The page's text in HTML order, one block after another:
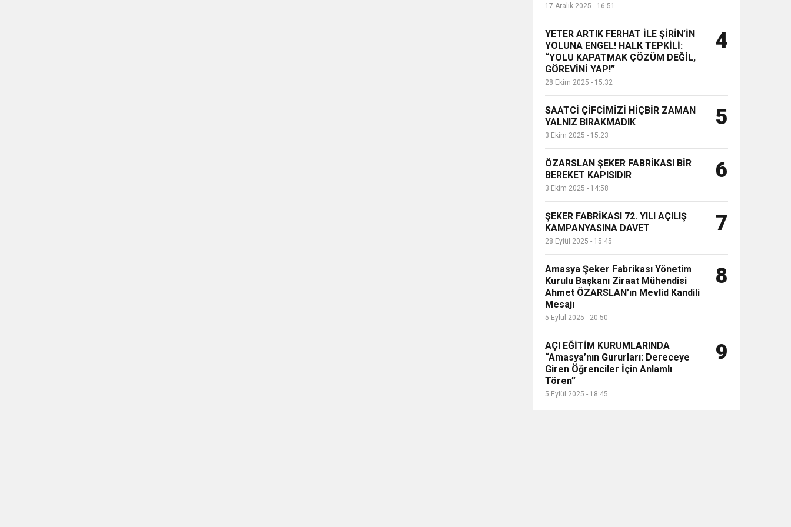
17 Aralık 2025 - 16:51
YETER ARTIK FERHAT İLE ŞİRİN’İN
YOLUNA ENGEL! HALK TEPKİLİ:
“YOLU KAPATMAK ÇÖZÜM DEĞİL,
GÖREVİNİ YAP!”
28 Ekim 2025 - 15:32
4
SAATCİ ÇİFCİMİZİ HİÇBİR ZAMAN
YALNIZ BIRAKMADIK
3 Ekim 2025 - 15:23
5
ÖZARSLAN ŞEKER FABRİKASI BİR
BEREKET KAPISIDIR
3 Ekim 2025 - 14:58
6
ŞEKER FABRİKASI 72. YILI AÇILIŞ
KAMPANYASINA DAVET
28 Eylül 2025 - 15:45
7
Amasya Şeker Fabrikası Yönetim
Kurulu Başkanı Ziraat Mühendisi
Ahmet ÖZARSLAN’ın Mevlid Kandili
Mesajı
5 Eylül 2025 - 20:50
8
AÇI EĞİTİM KURUMLARINDA
“Amasya’nın Gururları: Dereceye
Giren Öğrenciler İçin Anlamlı
Tören”
5 Eylül 2025 - 18:45
9